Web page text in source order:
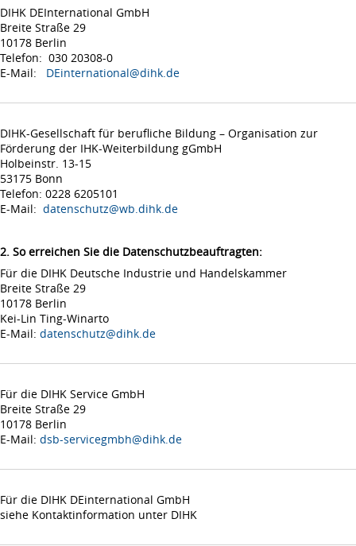
DIHK DEInternational GmbH
Breite Straße 29
10178 Berlin
Telefon: 030 20308-0
E-Mail: DEinternational@dihk.de
DIHK-Gesellschaft für berufliche Bildung – Organisation zur
Förderung der IHK-Weiterbildung gGmbH
Holbeinstr. 13-15
53175 Bonn
Telefon: 0228 6205101
E-Mail: datenschutz@wb.dihk.de
2. So erreichen Sie die Datenschutzbeauftragten:
Für die DIHK Deutsche Industrie und Handelskammer
Breite Straße 29
10178 Berlin
Kei-Lin Ting-Winarto
E-Mail: datenschutz@dihk.de
Für die DIHK Service GmbH
Breite Straße 29
10178 Berlin
E-Mail: dsb-servicegmbh@dihk.de
Für die DIHK DEinternational GmbH
siehe Kontaktinformation unter DIHK